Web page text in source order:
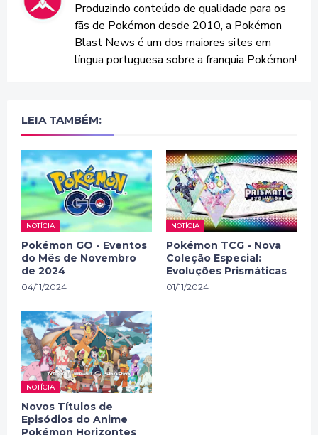
Produzindo conteúdo de qualidade para os
fãs de Pokémon desde 2010, a Pokémon
Blast News é um dos maiores sites em
língua portuguesa sobre a franquia Pokémon!
LEIA TAMBÉM:
NOTÍCIA
Pokémon GO - Eventos
do Mês de Novembro
de 2024
04/11/2024
NOTÍCIA
Pokémon TCG - Nova
Coleção Especial:
Evoluções Prismáticas
01/11/2024
NOTÍCIA
Novos Títulos de
Episódios do Anime
Pokémon Horizontes